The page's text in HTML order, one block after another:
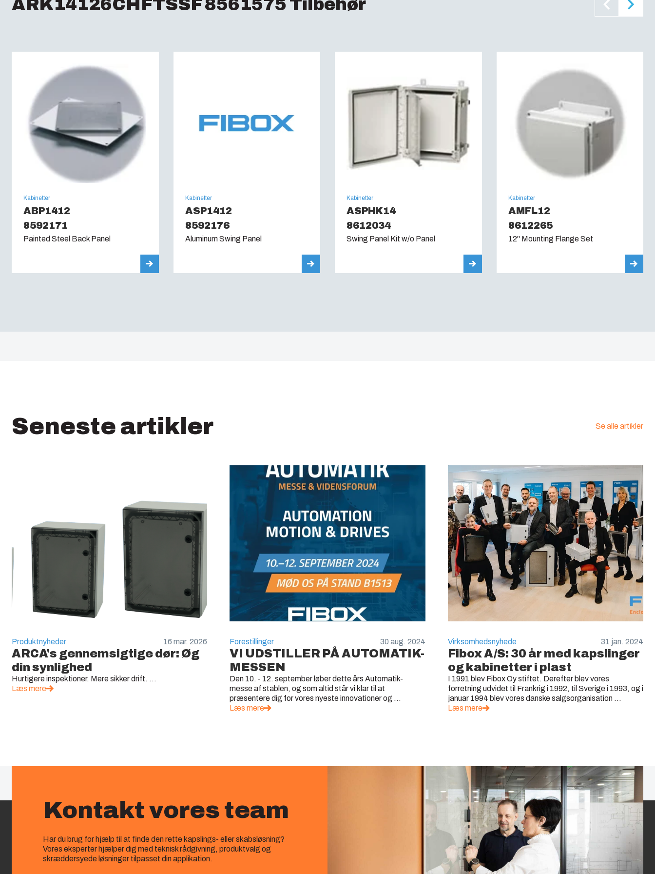
Brandklasse :UL 508
Glødetrådstest (IEC 60695):
4, 4X, 6, 6P, 12, 13
ARK14126CHFTSSF 8561575 Tilbehør
Kabinetter
ABP1412
8592171
Painted Steel Back Panel
Kabinetter
ASP1412
8592176
Aluminum Swing Panel
Kabinetter
ASPHK14
8612034
Swing Panel Kit w/o Panel
Kabinetter
AMFL12
8612265
12" Mounting Flange Set
Seneste artikler Se alle artikler
Produktnyheder 16 mar. 2026
ARCA's gennemsigtige dør: Øg
din synlighed
Hurtigere inspektioner. Mere sikker drift. ...
Læs mere
Forestillinger 30 aug. 2024
VI UDSTILLER PÅ AUTOMATIK-
MESSEN
Den 10. - 12. september løber dette års Automatik-
messe af stablen, og som altid står vi klar til at
præsentere dig for vores nyeste innovationer og ...
Læs mere
Virksomhedsnyhede 31 jan. 2024
Fibox A/S: 30 år med kapslinger
og kabinetter i plast
I 1991 blev Fibox Oy stiftet. Derefter blev vores
forretning udvidet til Frankrig i 1992, til Sverige i 1993, og i
januar 1994 blev vores danske salgsorganisation ...
Læs mere
Kontakt vores team
Har du brug for hjælp til at finde den rette kapslings‑ eller skabsløsning?
Vores eksperter hjælper dig med teknisk rådgivning, produktvalg og
skræddersyede løsninger tilpasset din applikation.